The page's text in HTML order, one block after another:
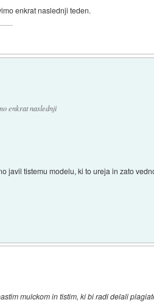
enkrat naslednji teden.
enkrat naslednji
javil tistemu modelu, ki to ureja in zato
mulckom in tistim, ki bi radi delali